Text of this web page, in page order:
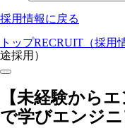
採用情報に戻る
トップRECRUIT（採用
途採用）
【未経験から
で学びエンジニ